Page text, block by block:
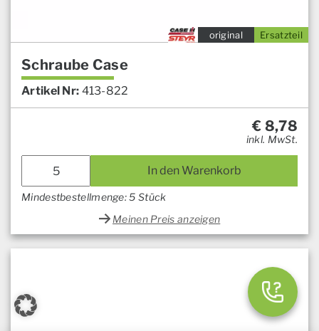
Ersatzteil
original
Schraube Case
Artikel Nr: 413-822
€ 8,78
inkl. MwSt.
In den Warenkorb
Mindestbestellmenge: 5 Stück
Meinen Preis anzeigen